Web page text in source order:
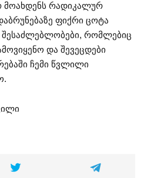
მოახდენს რადიკალურ
ფიქრი ცოტა
შესაძლებლობები, რომლებიც
და შევეცდები
ჩემი წვლილი